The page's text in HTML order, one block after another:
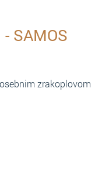
- SAMOS
zrakoplovom